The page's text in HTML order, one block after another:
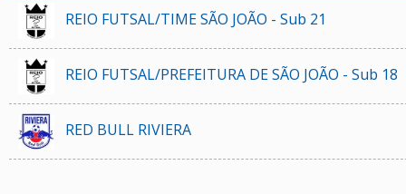
REIO FUTSAL/TIME SÃO JOÃO - Sub 21
REIO FUTSAL/PREFEITURA DE SÃO JOÃO - Sub 18
RED BULL RIVIERA